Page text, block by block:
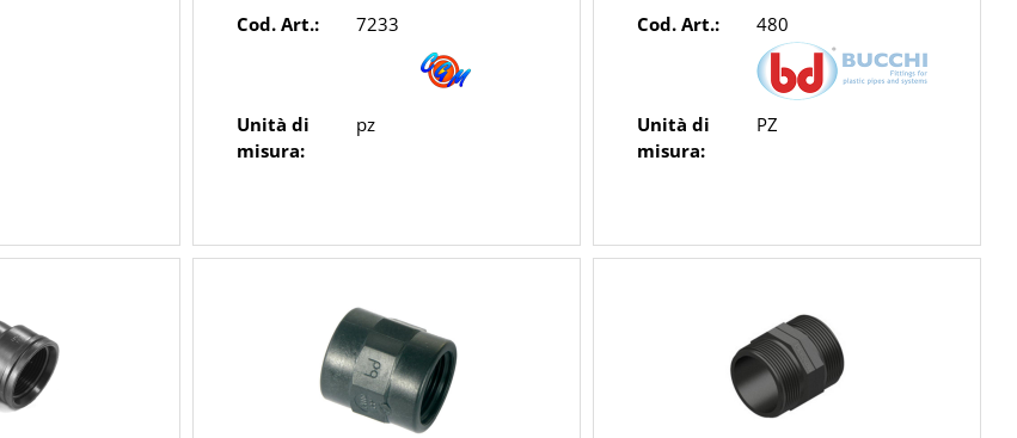
Cod. Art.: 7233
Unità di
misura:
pz
Cod. Art.: 480
Unità di
misura:
PZ